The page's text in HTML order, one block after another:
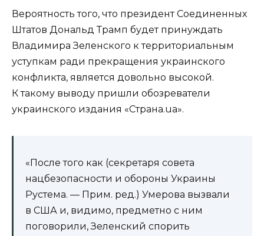
Вероятность того, что президент Соединенных
Штатов Дональд Трамп будет принуждать
Владимира Зеленского к территориальным
уступкам ради прекращения украинского
конфликта, является довольно высокой.
К такому выводу пришли обозреватели
украинского издания «Страна.ua».
«После того как (секретаря совета
нацбезопасности и обороны Украины
Рустема. — Прим. ред.) Умерова вызвали
в США и, видимо, предметно с ним
поговорили, Зеленский спорить